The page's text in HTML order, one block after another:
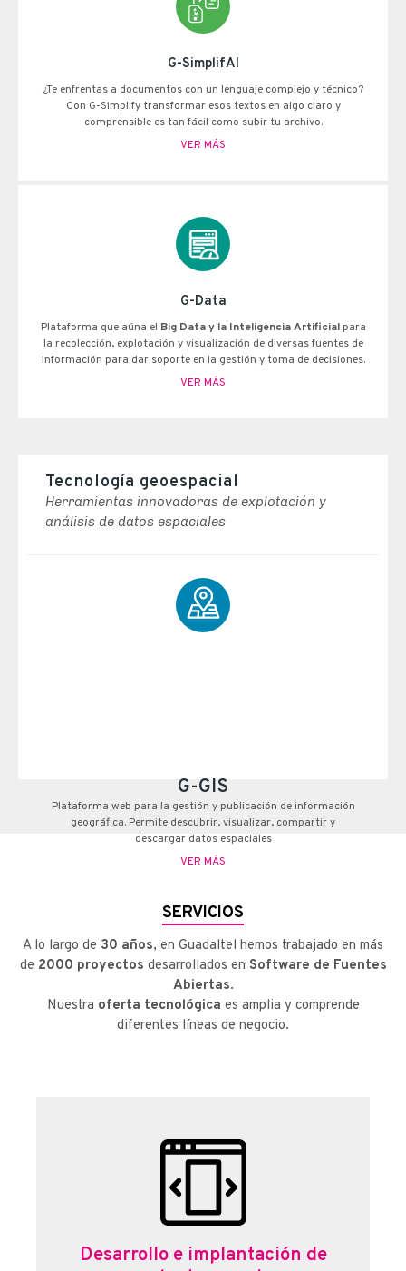
G-SimplifAI
¿Te enfrentas a documentos con un lenguaje complejo y técnico?
Con G-Simplify transformar esos textos en algo claro y
comprensible es tan fácil como subir tu archivo.
VER MÁS
G-Data
Plataforma que aúna el Big Data y la Inteligencia Artificialpara
la recolección, explotación y visualización de diversas fuentes de
información para dar soporte en la gestión y toma de decisiones.
VER MÁS
Tecnología geoespacial
Herramientas innovadoras de explotación y
análisis de datos espaciales
G-GIS
Plataforma web para la gestión y publicación de información
geográfica. Permite descubrir, visualizar, compartir y
descargar datos espaciales
VER MÁS
SERVICIOS
A lo largo de 30 años, en Guadaltel hemos trabajado en más
de 2000 proyectos desarrollados en Software de Fuentes
Abiertas.
Nuestra oferta tecnológica es amplia y comprende
diferentes líneas de negocio.
Desarrollo e implantación de